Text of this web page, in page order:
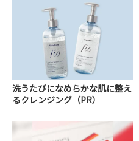
洗うたびになめらかな肌に整え
るクレンジング（PR）